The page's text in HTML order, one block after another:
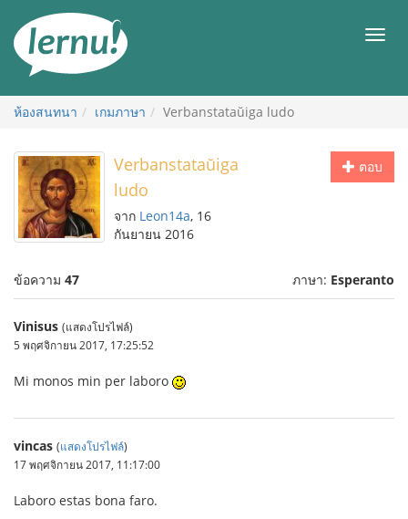
สารบัญ
เมนู
ห้องสนทนา เกมภาษา Verbanstataŭiga ludo
ตอบ
Verbanstataŭiga
ludo
จาก Leon14a, 16
กันยายน 2016
ข้อความ 47 ภาษา: Esperanto
Vinisus (แสดงโปรไฟล์)
5 พฤศจิกายน 2017, 17:25:52
Mi monos min per laboro
vincas (แสดงโปรไฟล์)
17 พฤศจิกายน 2017, 11:17:00
Laboro estas bona faro.